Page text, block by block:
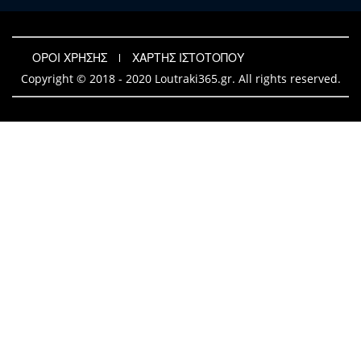
ΟΡΟΙ ΧΡΗΣΗΣ
ΧΑΡΤΗΣ ΙΣΤΟΤΟΠΟΥ
Copyright © 2018 - 2020 Loutraki365.gr. All rights reserved.